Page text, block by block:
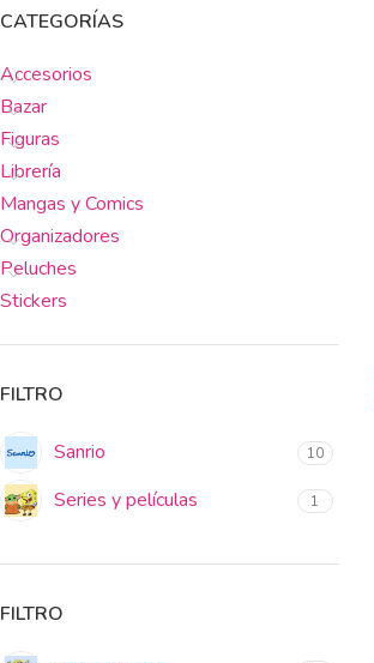
CATEGORÍAS
Accesorios
Bazar
Figuras
Librería
Mangas y Comics
Organizadores
Peluches
Stickers
FILTRO
Sanrio 10
Series y películas 1
FILTRO